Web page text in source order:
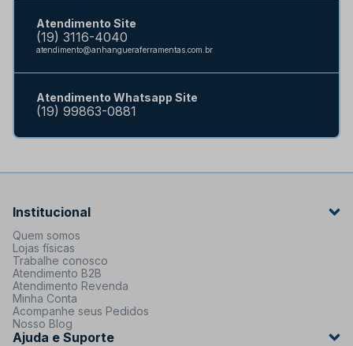
Atendimento Site
(19) 3116-4040
atendimento@anhangueraferramentas.com.br
Atendimento Whatsapp Site
(19) 99863-0881
Institucional
Quem somos
Lojas físicas
Trabalhe conosco
Atendimento B2B
Atendimento Revenda
Minha Conta
Acompanhe seus Pedidos
Nosso Blog
Ajuda e Suporte